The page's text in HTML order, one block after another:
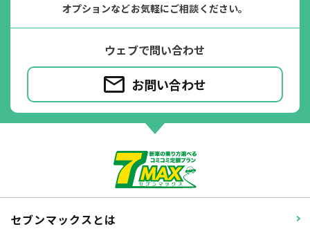
いたずら
※たすカッターをご利用頂く場合、免責金額が１回あたり5,000円
掛かります。
たすカッター３詳細
オプションなどお気軽にご相談ください。
ウェブで問い合わせ
お問い合わせ
セブンマックスとは